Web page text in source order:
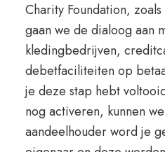
Charity Foundation,
gaan we de dialoog aan
kledingbedrijven,
debetfaciliteiten op
je deze stap hebt
nog activeren, kunnen
aandeelhouder word je